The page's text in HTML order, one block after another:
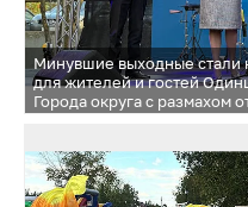
Минувшие выходные стали
для жителей и гостей
Города округа с размахом